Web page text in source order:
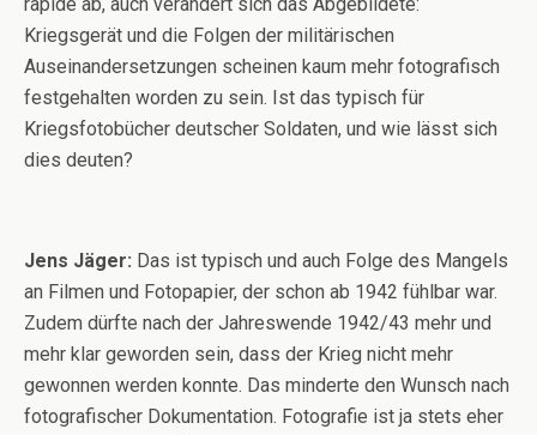
rapide ab, auch verändert sich das Abgebildete:
Kriegsgerät und die Folgen der militärischen
Auseinandersetzungen scheinen kaum mehr fotografisch
festgehalten worden zu sein. Ist das typisch für
Kriegsfotobücher deutscher Soldaten, und wie lässt sich
dies deuten?
Jens Jäger: Das ist typisch und auch Folge des Mangels
an Filmen und Fotopapier, der schon ab 1942 fühlbar war.
Zudem dürfte nach der Jahreswende 1942/43 mehr und
mehr klar geworden sein, dass der Krieg nicht mehr
gewonnen werden konnte. Das minderte den Wunsch nach
fotografischer Dokumentation. Fotografie ist ja stets eher